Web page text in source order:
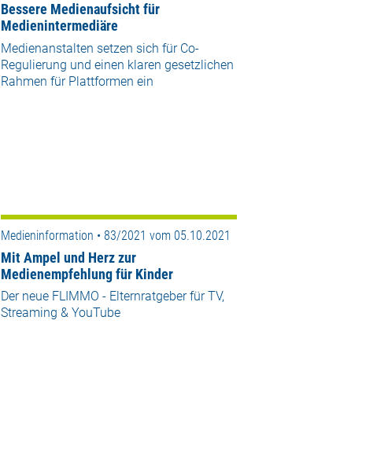
Bessere Medienaufsicht für
Medienintermediäre
Medienanstalten setzen sich für Co-
Regulierung und einen klaren gesetzlichen
Rahmen für Plattformen ein
Medieninformation • 83/2021 vom 05.10.2021
Mit Ampel und Herz zur
Medienempfehlung für Kinder
Der neue FLIMMO - Elternratgeber für TV,
Streaming & YouTube